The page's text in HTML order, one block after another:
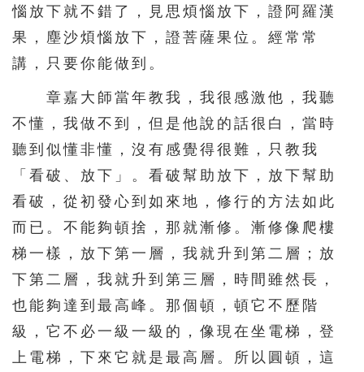
惱放下就不錯了，見思煩惱放下，證阿羅漢
果，塵沙煩惱放下，證菩薩果位。經常常
講，只要你能做到。
章嘉大師當年教我，我很感激他，我聽
不懂，我做不到，但是他說的話很白，當時
聽到似懂非懂，沒有感覺得很難，只教我
「看破、放下」。看破幫助放下，放下幫助
看破，從初發心到如來地，修行的方法如此
而已。不能夠頓捨，那就漸修。漸修像爬樓
梯一樣，放下第一層，我就升到第二層；放
下第二層，我就升到第三層，時間雖然長，
也能夠達到最高峰。那個頓，頓它不歷階
級，它不必一級一級的，像現在坐電梯，登
上電梯，下來它就是最高層。所以圓頓，這